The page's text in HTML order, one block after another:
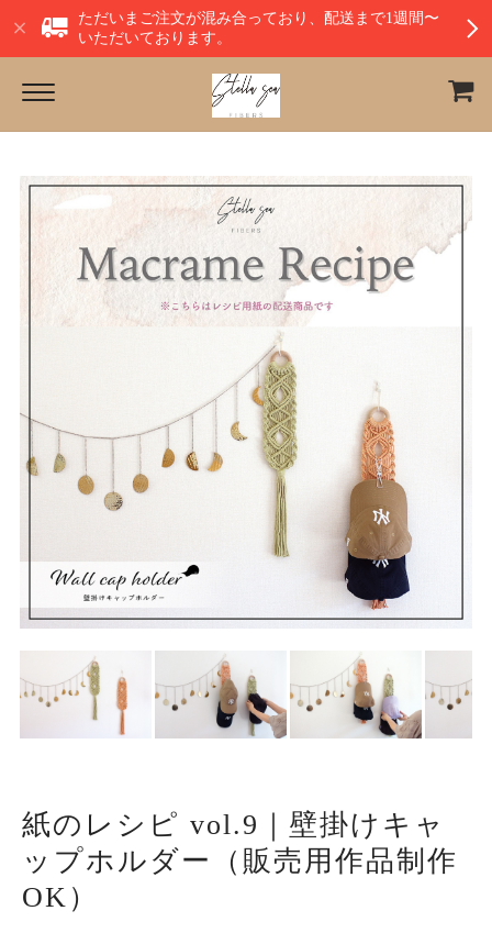
ただいまご注文が混み合っており、配送まで1週間〜
いただいております。
紙のレシピ vol.9｜壁掛けキャ
ップホルダー（販売用作品制作
OK）